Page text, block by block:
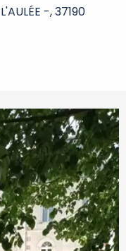
-, 37190